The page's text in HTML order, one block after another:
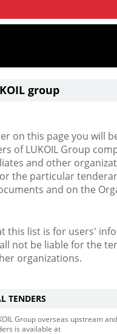
oil & gas vertical integrated
of crude production and circa 1% of
group
on this page you will
of LUKOIL Group
and other
the particular
and on the
this list is for users'
not be liable for the
organizations.
TENDERS
Group overseas upstream
is available at